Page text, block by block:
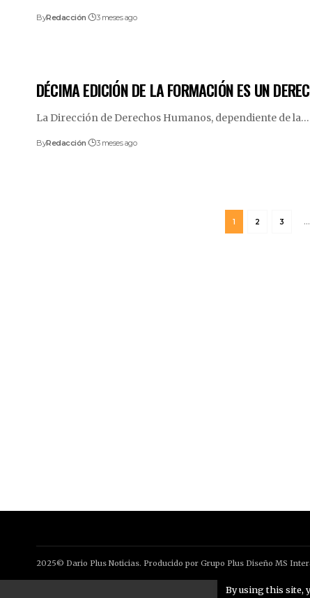
By using this site,
ByRedacción 3 meses ago
DÉCIMA EDICIÓN DE LA FORMACIÓN ES UN
La Dirección de Derechos Humanos, dependiente de la…
ByRedacción 3 meses ago
1 2 3 …
2025© Dario Plus Noticias. Producido por Grupo Plus Diseño MS